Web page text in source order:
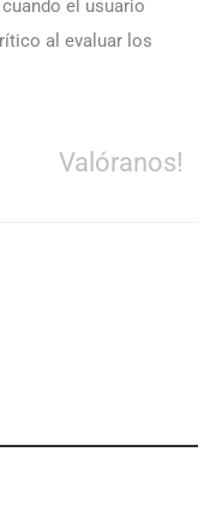
el usuario
al evaluar los
Valóranos!